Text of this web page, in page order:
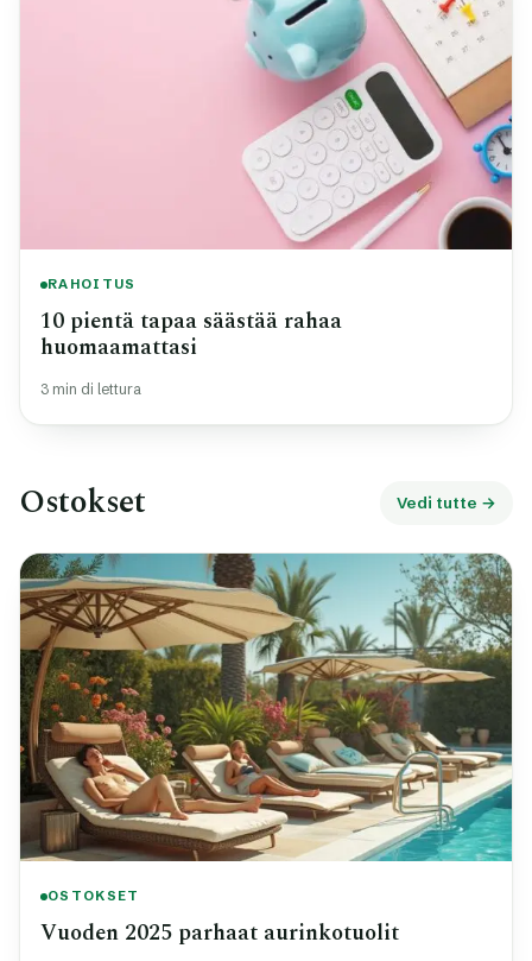
RAHOITUS
10 pientä tapaa säästää rahaa
huomaamattasi
3 min di lettura
Ostokset Vedi tutte →
OSTOKSET
Vuoden 2025 parhaat aurinkotuolit